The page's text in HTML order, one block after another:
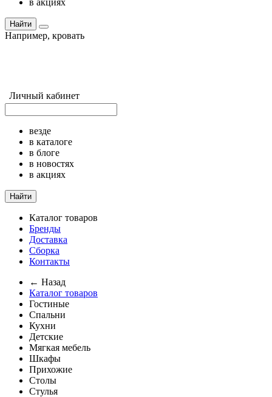
в акциях
Найти
Например, кровать
Личный кабинет
везде
в каталоге
в блоге
в новостях
в акциях
Найти
Каталог товаров
Бренды
Доставка
Сборка
Контакты
← Назад
Каталог товаров
Гостиные
Спальни
Кухни
Детские
Мягкая мебель
Шкафы
Прихожие
Столы
Стулья